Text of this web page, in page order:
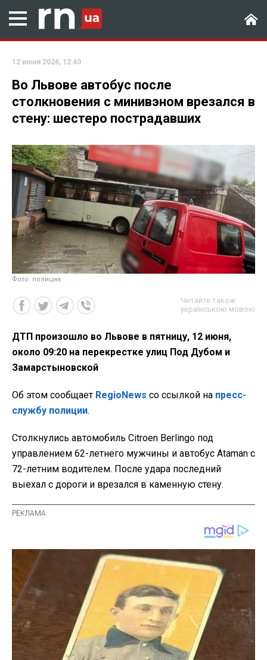
12 июня 2026, 12:40
Во Львове автобус после
столкновения с минивэном врезался в
стену: шестеро пострадавших
Фото: полиция
Читайте також
українською мовою
ДТП произошло во Львове в пятницу, 12 июня,
около 09:20 на перекрестке улиц Под Дубом и
Замарстыновской
Об этом сообщает RegioNews со ссылкой на пресс-
службу полиции.
Столкнулись автомобиль Citroen Berlingo под
управлением 62-летнего мужчины и автобус Ataman с
72-летним водителем. После удара последний
выехал с дороги и врезался в каменную стену.